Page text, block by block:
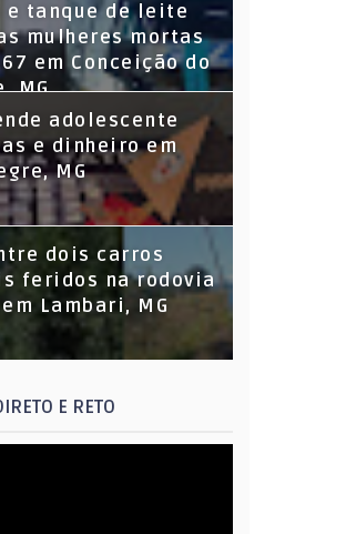
e tanque de leite
mulheres mortas
em Conceição do
MG
adolescente
e dinheiro em
MG
dois carros
feridos na rodovia
em Lambari, MG
E RETO